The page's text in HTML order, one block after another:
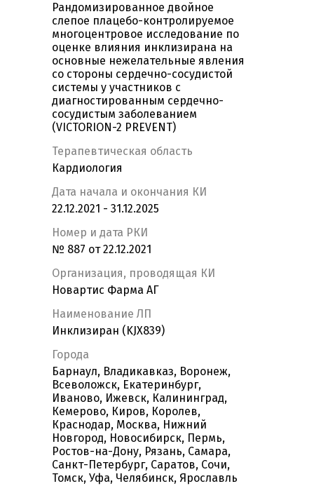
Рандомизированное двойное
слепое плацебо-контролируемое
многоцентровое исследование по
оценке влияния инклизирана на
основные нежелательные явления
со стороны сердечно-сосудистой
системы у участников с
диагностированным сердечно-
сосудистым заболеванием
(VICTORION-2 PREVENT)
Терапевтическая область
Кардиология
Дата начала и окончания КИ
22.12.2021 - 31.12.2025
Номер и дата РКИ
№ 887 от 22.12.2021
Организация, проводящая КИ
Новартис Фарма АГ
Наименование ЛП
Инклизиран (KJX839)
Города
Барнаул, Владикавказ, Воронеж,
Всеволожск, Екатеринбург,
Иваново, Ижевск, Калининград,
Кемерово, Киров, Королев,
Краснодар, Москва, Нижний
Новгород, Новосибирск, Пермь,
Ростов-на-Дону, Рязань, Самара,
Санкт-Петербург, Саратов, Сочи,
Томск, Уфа, Челябинск, Ярославль